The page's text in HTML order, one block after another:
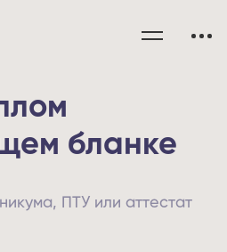
бланке
ПТУ или аттестат